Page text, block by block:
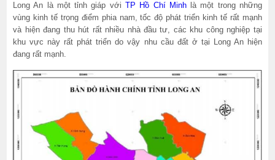
Long An là một tỉnh giáp với TP Hồ Chí Minhlà một trong những
vùng kinh tế trọng điểm phia nam, tốc độ phát triển kinh tế rất mạnh
và hiện đang thu hút rất nhiều nhà đầu tư, các khu công nghiệp tại
khu vực này rất phát triển do vậy nhu cầu đất ở tại Long An hiện
đang rất mạnh.